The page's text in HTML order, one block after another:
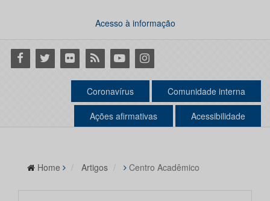
Acesso à informação
Facebook
Twitter Flickr RSS YoutubeInstagram
Coronavírus Comunidade interna
Ações afirmativas Acessibilidade
Home Artigos Centro Acadêmico